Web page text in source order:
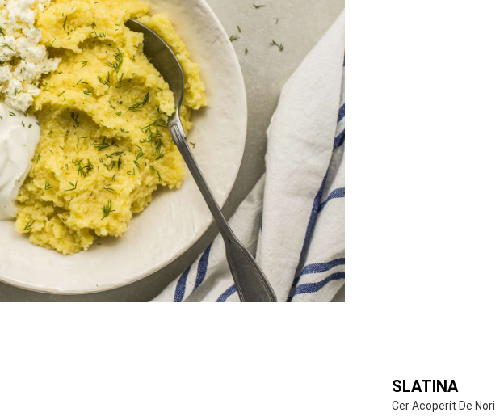
SLATINA
Cer Acoperit De Nori